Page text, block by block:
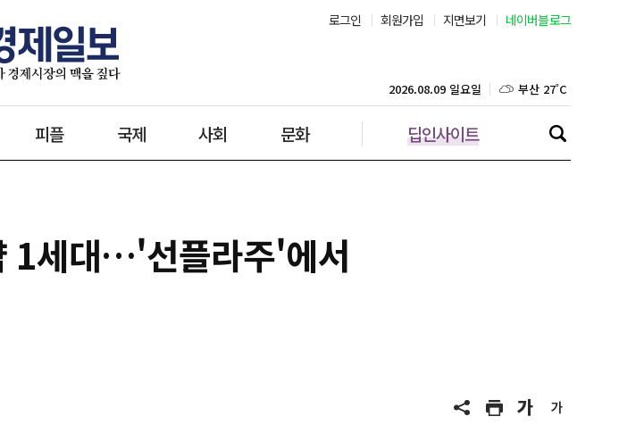
로그인 회원가입 지면보기 네이버블로그
피플 국제 사회 문화 딥인사이트
2026.08.09 일요일 대구 25˚C
인천 25˚C
1세대…'선플라주'에서